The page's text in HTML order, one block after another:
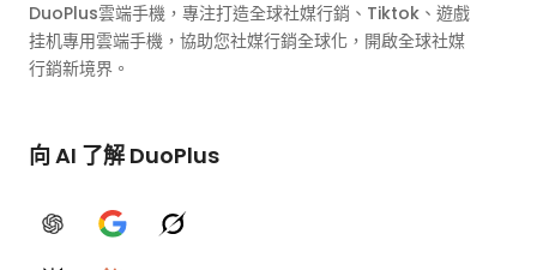
DuoPlus雲端手機，專注打造全球社媒行銷、Tiktok、遊戲
挂机專用雲端手機，協助您社媒行銷全球化，開啟全球社媒
行銷新境界。
向 AI 了解 DuoPlus
ChatGPTGoogle AIGrok